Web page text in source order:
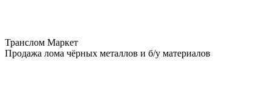
Транслом Маркет
Продажа лома чёрных металлов и б/у материалов